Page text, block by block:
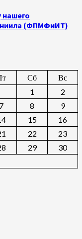
нашего
(ФПМФиИТ)
Сб
Вс
1
2
7 8
9
15
16
22
23
29
30